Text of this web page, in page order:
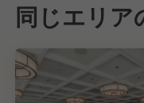
同じエリア